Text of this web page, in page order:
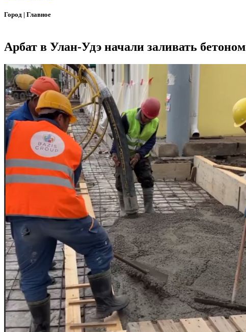
Город | Главное
Арбат в Улан-Удэ начали заливать бетоном